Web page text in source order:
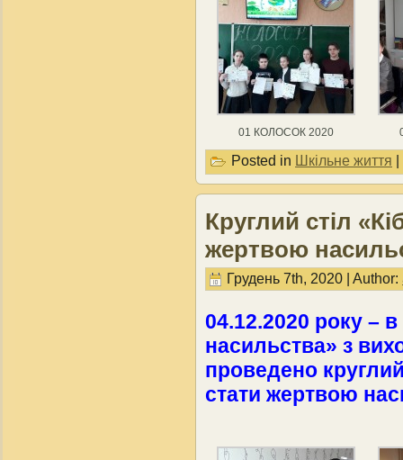
01 КОЛОСОК 2020
Posted in Шкільне життя
Круглий стіл
жертвою
Грудень 7th, 2020 | Author:
04.12.2020 року – в
насильства» з
проведено
стати жертвою